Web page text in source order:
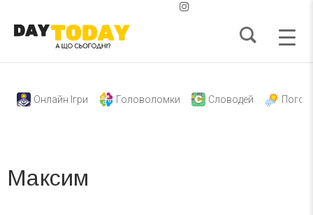
Онлайн Ігри Головоломки Словодей
Максим